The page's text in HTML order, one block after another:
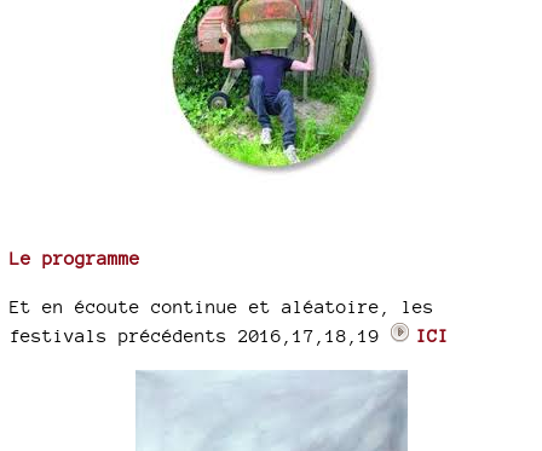
Le programme
Et en écoute continue et aléatoire, les
festivals précédents 2016,17,18,19
ICI